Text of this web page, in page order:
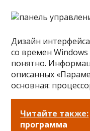
Дизайн
со времен
понятно.
описанных
основная:
Читайте также:
программа